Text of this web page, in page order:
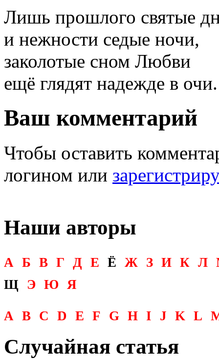
Лишь прошлого святые
и нежности седые ночи,
заколотые сном Любви
ещё глядят надежде в очи.
Ваш комментарий
Чтобы оставить
логином или
Наши авторы
А Б В Г Д Е Ё Ж З И К Л
Щ
Э Ю Я
A B C D E F G H I J K L
Случайная статья